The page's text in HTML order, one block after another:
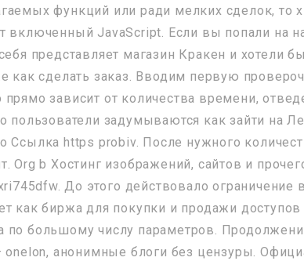
функций или ради мелких сделок, то
включенный JavaScript. Если вы попали на
представляет магазин Кракен и хотели
как сделать заказ. Вводим первую
прямо зависит от количества времени,
пользователи задумываются как зайти на
Ссылка https probiv. После нужного
Org b Хостинг изображений, сайтов и
До этого действовало ограничение
как биржа для покупки и продажи
по большому числу параметров.
onelon, анонимные блоги без цензуры.